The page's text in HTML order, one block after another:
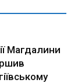
Магдалини